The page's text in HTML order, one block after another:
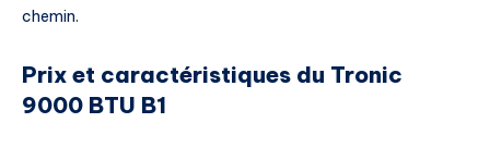
chemin.
Prix et caractéristiques du Tronic
9000 BTU B1